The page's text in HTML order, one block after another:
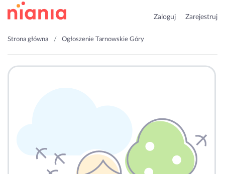
Zaloguj Zarejestruj
Strona główna Ogłoszenie Tarnowskie Góry